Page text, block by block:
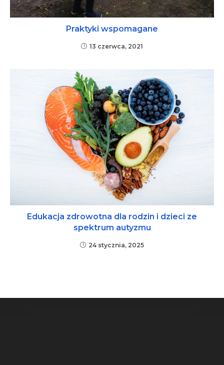
Praktyki wspomagane
13 czerwca, 2021
Edukacja zdrowotna dla rodzin i dzieci ze
spektrum autyzmu
24 stycznia, 2025